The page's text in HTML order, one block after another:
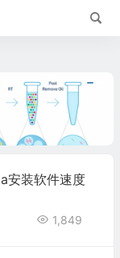
安装软件速度
1,849